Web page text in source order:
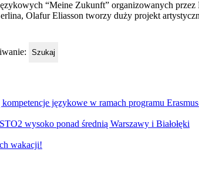
“Meine Zukunft” organizowanych
Olafur Eliasson tworzy duży projekt
Szukaj
językowe w ramach programu
wysoko ponad średnią Warszawy i Białołęki
wakacji!